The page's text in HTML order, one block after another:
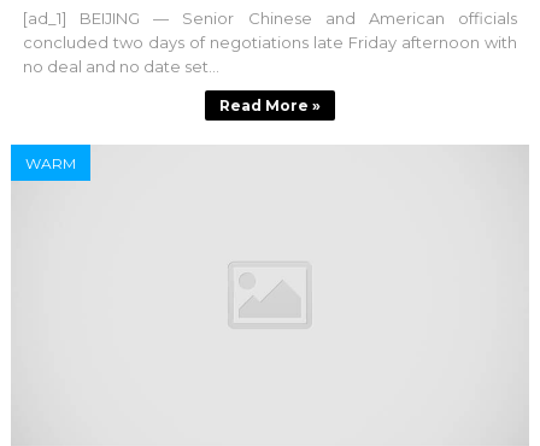
[ad_1] BEIJING — Senior Chinese and American officials
concluded two days of negotiations late Friday afternoon with
no deal and no date set...
Read More »
WARM